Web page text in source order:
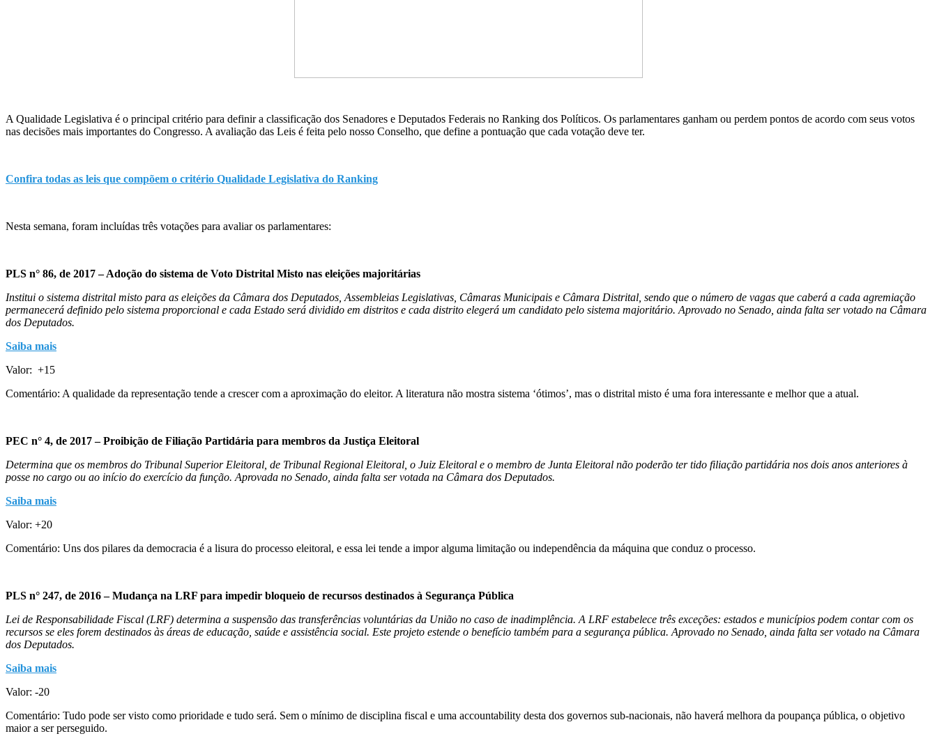
A Qualidade Legislativa é o principal critério para definir a classificação dos Senadores e Deputados Federais no Ranking dos Políticos. Os parlamentares ganham ou perdem pontos de acordo com seus votos
nas decisões mais importantes do Congresso. A avaliação das Leis é feita pelo nosso Conselho, que define a pontuação que cada votação deve ter.
Confira todas as leis que compõem o critério Qualidade Legislativa do Ranking
Nesta semana, foram incluídas três votações para avaliar os parlamentares:
PLS n° 86, de 2017 – Adoção do sistema de Voto Distrital Misto nas eleições majoritárias
Institui o sistema distrital misto para as eleições da Câmara dos Deputados, Assembleias Legislativas, Câmaras Municipais e Câmara Distrital, sendo que o número de vagas que caberá a cada agremiação
permanecerá definido pelo sistema proporcional e cada Estado será dividido em distritos e cada distrito elegerá um candidato pelo sistema majoritário. Aprovado no Senado, ainda falta ser votado na Câmara
dos Deputados.
Saiba mais
Valor: +15
Comentário: A qualidade da representação tende a crescer com a aproximação do eleitor. A literatura não mostra sistema ‘ótimos’, mas o distrital misto é uma fora interessante e melhor que a atual.
PEC n° 4, de 2017 – Proibição de Filiação Partidária para membros da Justiça Eleitoral
Determina que os membros do Tribunal Superior Eleitoral, de Tribunal Regional Eleitoral, o Juiz Eleitoral e o membro de Junta Eleitoral não poderão ter tido filiação partidária nos dois anos anteriores à
posse no cargo ou ao início do exercício da função. Aprovada no Senado, ainda falta ser votada na Câmara dos Deputados.
Saiba mais
Valor: +20
Comentário: Uns dos pilares da democracia é a lisura do processo eleitoral, e essa lei tende a impor alguma limitação ou independência da máquina que conduz o processo.
PLS n° 247, de 2016 – Mudança na LRF para impedir bloqueio de recursos destinados à Segurança Pública
Lei de Responsabilidade Fiscal (LRF) determina a suspensão das transferências voluntárias da União no caso de inadimplência. A LRF estabelece três exceções: estados e municípios podem contar com os
recursos se eles forem destinados às áreas de educação, saúde e assistência social. Este projeto estende o benefício também para a segurança pública. Aprovado no Senado, ainda falta ser votado na Câmara
dos Deputados.
Saiba mais
Valor: -20
Comentário: Tudo pode ser visto como prioridade e tudo será. Sem o mínimo de disciplina fiscal e uma accountability desta dos governos sub-nacionais, não haverá melhora da poupança pública, o objetivo
maior a ser perseguido.